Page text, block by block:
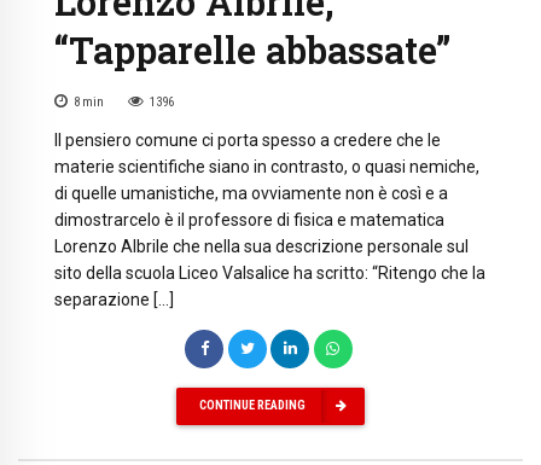
“Tapparelle abbassate”
8 min 1396
Il pensiero comune ci porta spesso a credere che le
materie scientifiche siano in contrasto, o quasi nemiche,
di quelle umanistiche, ma ovviamente non è così e a
dimostrarcelo è il professore di fisica e matematica
Lorenzo Albrile che nella sua descrizione personale sul
sito della scuola Liceo Valsalice ha scritto: “Ritengo che la
separazione […]
CONTINUE READING